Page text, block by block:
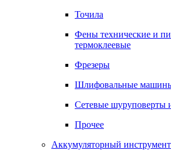
Точила
Фены технические и
термоклеевые
Фрезеры
Шлифовальные
Сетевые шуруповерты
Прочее
Аккумуляторный инструмент